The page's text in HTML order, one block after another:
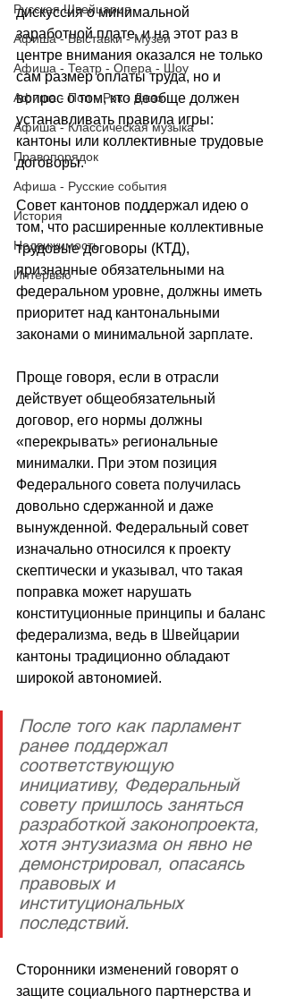
Русская Швейцария
Афиша - Выставки - Музеи
Афиша - Театр - Опера - Шоу
Афиша - Поп - Рок - Джаз
Афиша - Классическая музыка
Правопорядок
Афиша - Русские события
История
Недвижимость
Интервью
дискуссия о минимальной
заработной плате, и на этот раз в
центре внимания оказался не только
сам размер оплаты труда, но и
вопрос о том, кто вообще должен
устанавливать правила игры:
кантоны или коллективные трудовые
договоры.
Совет кантонов поддержал идею о
том, что расширенные коллективные
трудовые договоры (КТД),
признанные обязательными на
федеральном уровне, должны иметь
приоритет над кантональными
законами о минимальной зарплате.
Проще говоря, если в отрасли
действует общеобязательный
договор, его нормы должны
«перекрывать» региональные
минималки. При этом позиция
Федерального совета получилась
довольно сдержанной и даже
вынужденной. Федеральный совет
изначально относился к проекту
скептически и указывал, что такая
поправка может нарушать
конституционные принципы и баланс
федерализма, ведь в Швейцарии
кантоны традиционно обладают
широкой автономией.
После того как парламент
ранее поддержал
соответствующую
инициативу, Федеральный
совету пришлось заняться
разработкой законопроекта,
хотя энтузиазма он явно не
демонстрировал, опасаясь
правовых и
институциональных
последствий.
Сторонники изменений говорят о
защите социального партнерства и